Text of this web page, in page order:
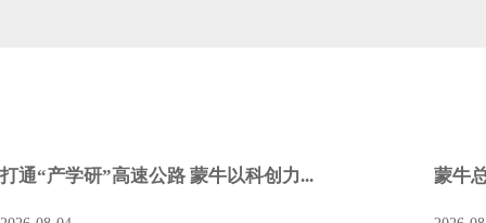
打通“产学研”高速公路 蒙牛以科创力... 蒙牛